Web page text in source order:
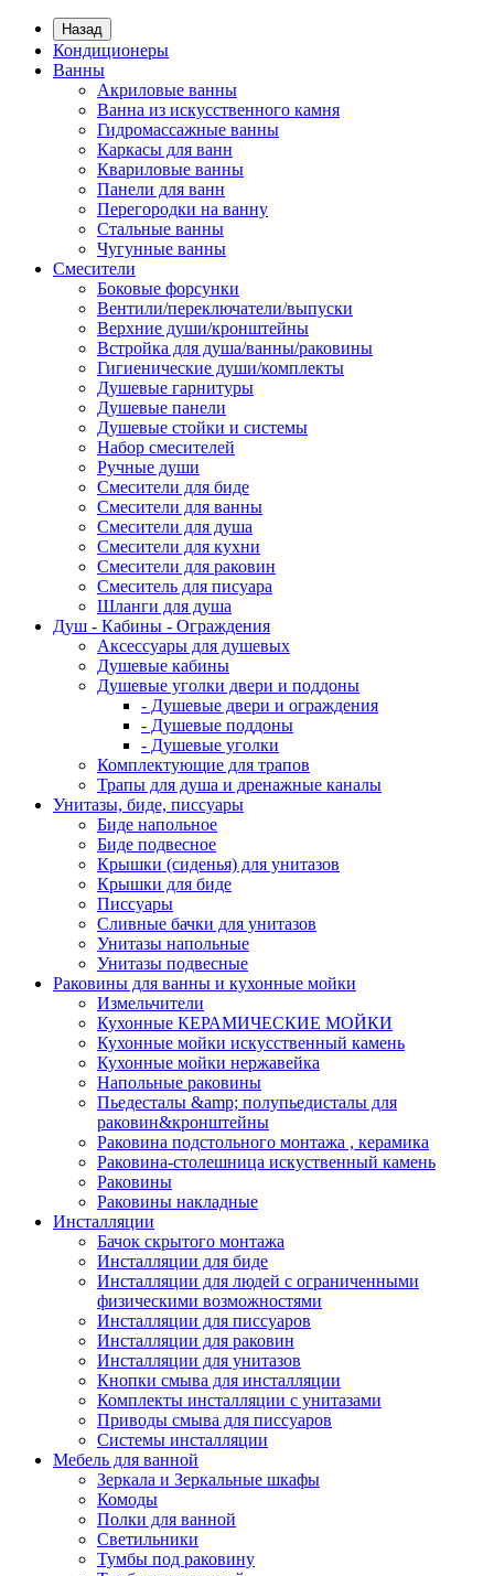
Назад
Кондиционеры
Ванны
Акриловые ванны
Ванна из искусственного камня
Гидромассажные ванны
Каркасы для ванн
Квариловые ванны
Панели для ванн
Перегородки на ванну
Стальные ванны
Чугунные ванны
Смесители
Боковые форсунки
Вентили/переключатели/выпуски
Верхние души/кронштейны
Встройка для душа/ванны/раковины
Гигиенические души/комплекты
Душевые гарнитуры
Душевые панели
Душевые стойки и системы
Набор смесителей
Ручные души
Смесители для биде
Смесители для ванны
Смесители для душа
Смесители для кухни
Смесители для раковин
Смеситель для писуара
Шланги для душа
Душ - Кабины - Ограждения
Аксессуары для душевых
Душевые кабины
Душевые уголки двери и поддоны
- Душевые двери и ограждения
- Душевые поддоны
- Душевые уголки
Комплектующие для трапов
Трапы для душа и дренажные каналы
Унитазы, биде, писсуары
Биде напольное
Биде подвесное
Крышки (сиденья) для унитазов
Крышки для биде
Писсуары
Сливные бачки для унитазов
Унитазы напольные
Унитазы подвесные
Раковины для ванны и кухонные мойки
Измельчители
Кухонные КЕРАМИЧЕСКИЕ МОЙКИ
Кухонные мойки искусственный камень
Кухонные мойки нержавейка
Напольные раковины
Пьедесталы &amp; полупьедисталы для
раковин&кронштейны
Раковина подстольного монтажа , керамика
Раковина-столешница искуственный камень
Раковины
Раковины накладные
Инсталляции
Бачок скрытого монтажа
Инсталляции для биде
Инсталляции для людей с ограниченными
физическими возможностями
Инсталляции для писсуаров
Инсталляции для раковин
Инсталляции для унитазов
Кнопки смыва для инсталляции
Комплекты инсталляции с унитазами
Приводы смыва для писсуаров
Системы инсталляции
Мебель для ванной
Зеркала и Зеркальные шкафы
Комоды
Полки для ванной
Светильники
Тумбы под раковину